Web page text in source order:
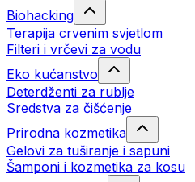
Biohacking
Terapija crvenim svjetlom
Filteri i vrčevi za vodu
Eko kućanstvo
Deterdženti za rublje
Sredstva za čišćenje
Prirodna kozmetika
Gelovi za tuširanje i sapuni
Šamponi i kozmetika za kosu